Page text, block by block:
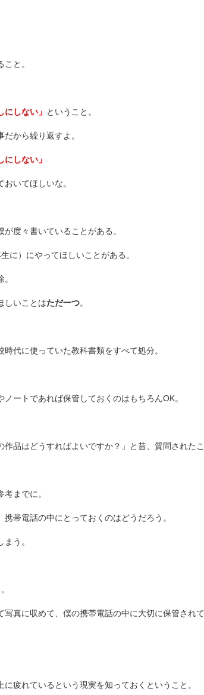
と。
にしない」 ということ。
から繰り返すよ。
にしない」
いてほしいな。
度々書いていることがある。
に）にやってほしいことがある。
しいことはただ一つ。
時代に使っていた教科書類をすべて処分。
ートであれば保管しておくのはもちろんOK。
作品はどうすればよいですか？」と昔、質問されたこ
までに。
帯電話の中にとっておくのはどうだろう。
う。
真に収めて、僕の携帯電話の中に大切に保管されて
疲れているという現実を知っておくということ。